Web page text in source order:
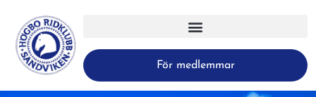
För medlemmar